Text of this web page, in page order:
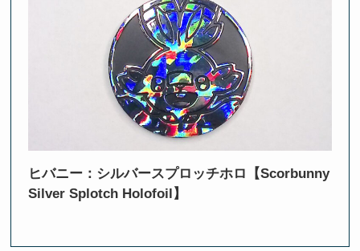
ヒバニー：シルバースプロッチホロ【Scorbunny
Silver Splotch Holofoil】